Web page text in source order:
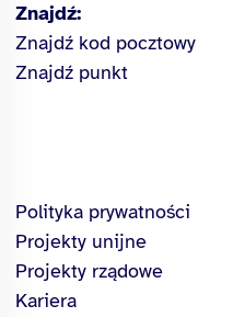
Znajdź:
Znajdź kod pocztowy
Znajdź punkt
Polityka prywatności
Projekty unijne
Projekty rządowe
Kariera